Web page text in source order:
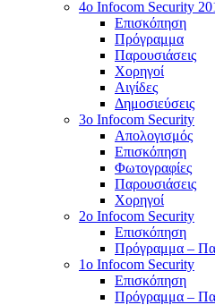
4ο Infocom Security
Επισκόπηση
Πρόγραμμα
Παρουσιάσεις
Χορηγοί
Αιγίδες
Δημοσιεύσεις
3o Infocom Security
Απολογισμός
Επισκόπηση
Φωτογραφίες
Παρουσιάσεις
Χορηγοί
2o Infocom Security
Επισκόπηση
Πρόγραμμα –
1ο Infocom Security
Επισκόπηση
Πρόγραμμα –